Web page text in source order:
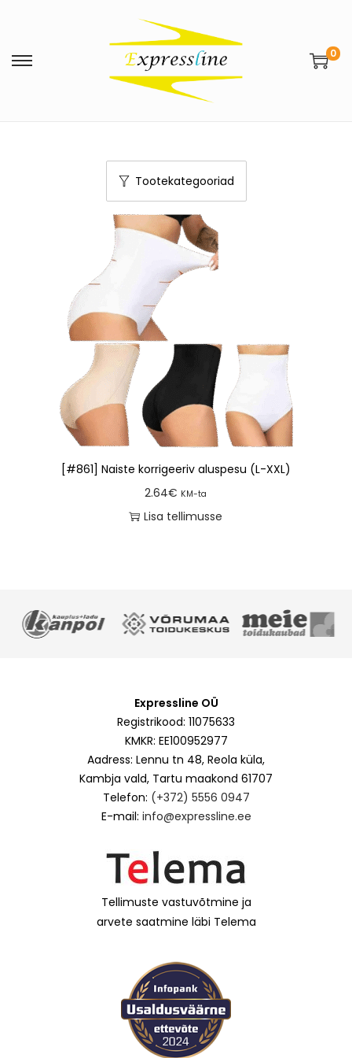
0
Tootekategooriad
[#861] Naiste korrigeeriv aluspesu (L-XXL)
2.64€ KM-ta
Lisa tellimusse
Expressline OÜ
Registrikood: 11075633
KMKR: EE100952977
Aadress: Lennu tn 48, Reola küla,
Kambja vald, Tartu maakond 61707
Telefon: (+372) 5556 0947
E-mail: info@expressline.ee
Tellimuste vastuvõtmine ja
arvete saatmine läbi Telema